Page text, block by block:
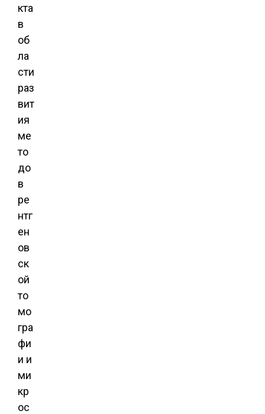
кта
в
об
ла
сти
раз
вит
ия
ме
то
до
в
ре
нтг
ен
ов
ск
ой
то
мо
гра
фи
и и
ми
кр
ос